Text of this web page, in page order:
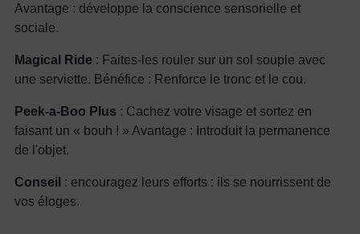
Avantage : développe la conscience sensorielle et
sociale.
Magical Ride : Faites-les rouler sur un sol souple avec
une serviette. Bénéfice : Renforce le tronc et le cou.
Peek-a-Boo Plus : Cachez votre visage et sortez en
faisant un « bouh ! » Avantage : Introduit la permanence
de l'objet.
Conseil : encouragez leurs efforts : ils se nourrissent de
vos éloges.